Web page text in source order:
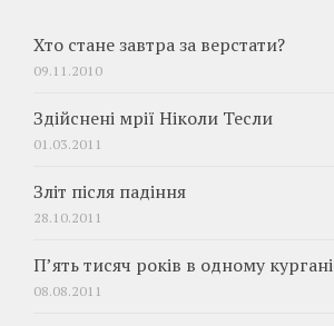
Хто стане завтра за верстати?
09.11.2010
Здійснені мрії Ніколи Тесли
01.03.2011
Зліт після падіння
28.10.2011
П’ять тисяч років в одному кургані
08.08.2011